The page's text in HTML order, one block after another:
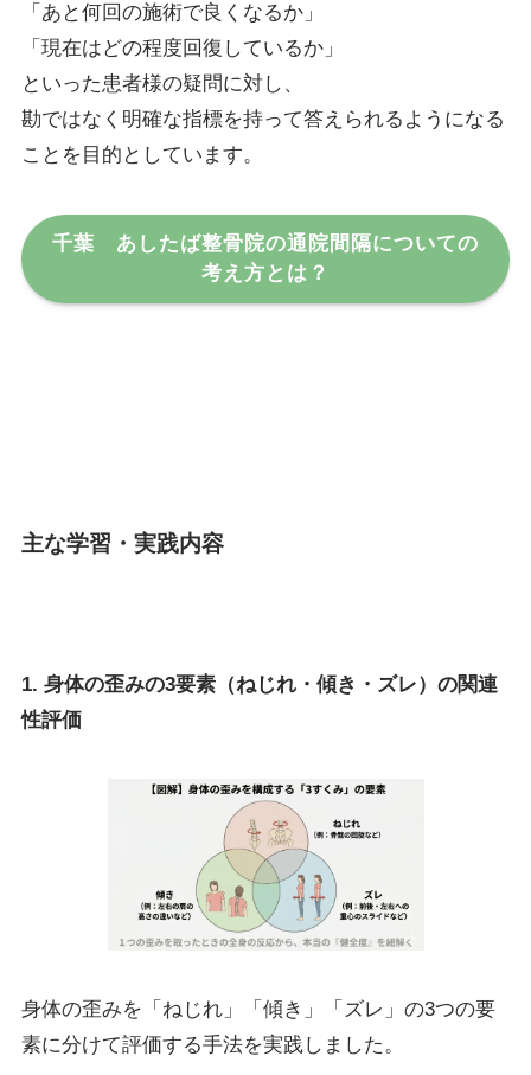
「あと何回の施術で良くなるか」
「現在はどの程度回復しているか」
といった患者様の疑問に対し、
勘ではなく明確な指標を持って答えられるようになる
ことを目的としています。
千葉 あしたば整骨院の通院間隔についての
考え方とは？
主な学習・実践内容
1. 身体の歪みの3要素（ねじれ・傾き・ズレ）の関連
性評価
身体の歪みを「ねじれ」「傾き」「ズレ」の3つの要
素に分けて評価する手法を実践しました。